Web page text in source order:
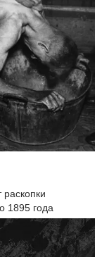
1895 года